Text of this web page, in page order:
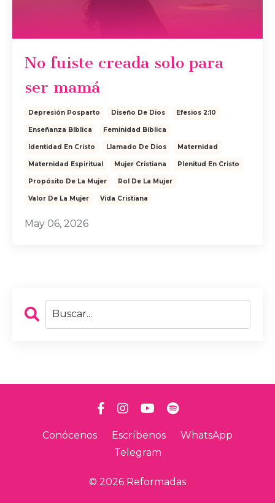
No fuiste creada solo para
ser mamá
Depresión Posparto Diseño De Dios Efesios 2:10
Enseñanza Bíblica Feminidad Bíblica
Identidad En Cristo Llamado De Dios Maternidad
Maternidad Espiritual Mujer Cristiana Plenitud En Cristo
Propósito De La Mujer Rol De La Mujer
Valor De La Mujer Vida Cristiana
May 06, 2026
Conócenos Escríbenos
WhatsApp
Telegram
© 2026 Reformadas